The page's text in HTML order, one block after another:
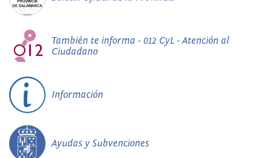
También te informa - 012 CyL - Atención al
Ciudadano
Información
Ayudas y Subvenciones